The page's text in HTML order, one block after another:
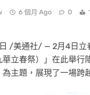
6 個月 Ago 0
/美通社/ — 2月4日立
華立春祭）」在此舉
主題，展現了一場跨